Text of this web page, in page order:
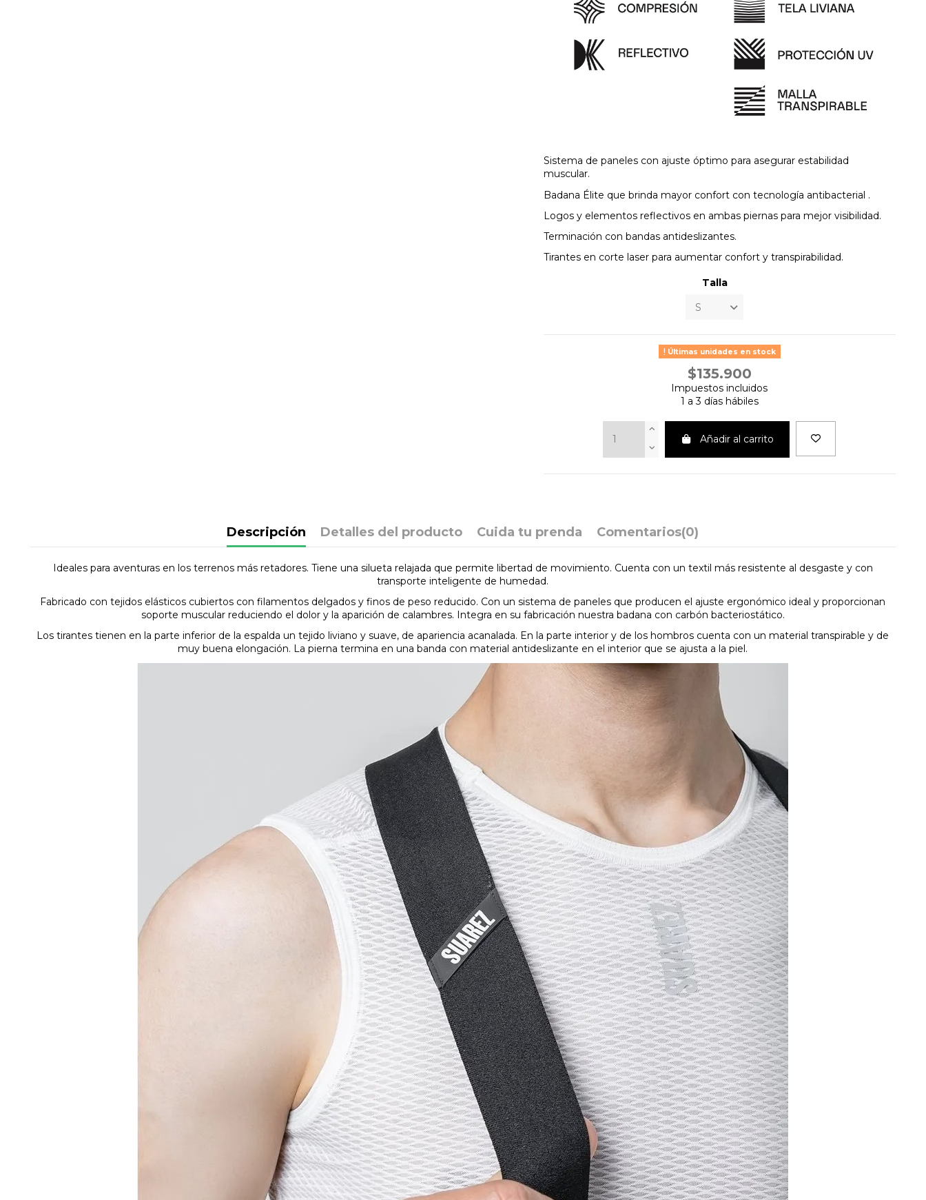
Sistema de paneles con ajuste óptimo para asegurar estabilidad
muscular.
Badana Élite que brinda mayor confort con tecnología antibacterial .
Logos y elementos reflectivos en ambas piernas para mejor visibilidad.
Terminación con bandas antideslizantes.
Tirantes en corte laser para aumentar confort y transpirabilidad.
Talla
Últimas unidades en stock
$135.900
Impuestos incluidos
1 a 3 días hábiles
Añadir al carrito
Descripción Detalles del producto Cuida tu prenda Comentarios(0)
Ideales para aventuras en los terrenos más retadores. Tiene una silueta relajada que permite libertad de movimiento. Cuenta con un textil más resistente al desgaste y con
transporte inteligente de humedad.
Fabricado con tejidos elásticos cubiertos con filamentos delgados y finos de peso reducido. Con un sistema de paneles que producen el ajuste ergonómico ideal y proporcionan
soporte muscular reduciendo el dolor y la aparición de calambres. Integra en su fabricación nuestra badana con carbón bacteriostático.
Los tirantes tienen en la parte inferior de la espalda un tejido liviano y suave, de apariencia acanalada. En la parte interior y de los hombros cuenta con un material transpirable y de
muy buena elongación. La pierna termina en una banda con material antideslizante en el interior que se ajusta a la piel.